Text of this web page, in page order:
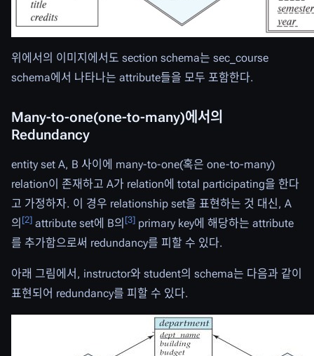
위에서의 이미지에서도 section schema는 sec_course
schema에서 나타나는 attribute들을 모두 포함한다.
Many-to-one(one-to-many)에서의
Redundancy
entity set A, B 사이에 many-to-one(혹은 one-to-many)
relation이 존재하고 A가 relation에 total participating을 한다
고 가정하자. 이 경우 relationship set을 표현하는 것 대신, A
의 [2] attribute set에 B의 [3] primary key에 해당하는 attribute
를 추가함으로써 redundancy를 피할 수 있다.
아래 그림에서, instructor와 student의 schema는 다음과 같이
표현되어 redundancy를 피할 수 있다.